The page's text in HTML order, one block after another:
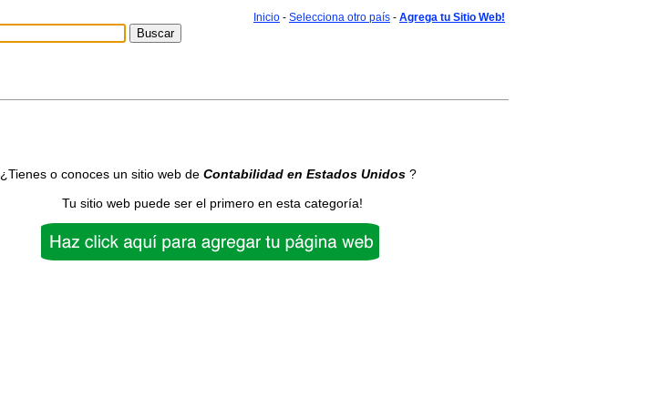
Inicio - Selecciona otro país - Agrega tu Sitio Web!
¿Tienes o conoces un sitio web de Contabilidad en Estados Unidos ?
Tu sitio web puede ser el primero en esta categoría!